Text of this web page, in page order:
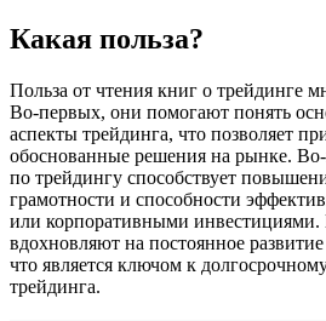
Какая польза?
Польза от чтения книг о трейдинге
Во-первых, они помогают понять
аспекты трейдинга, что позволяет
обоснованные решения на рынке.
по трейдингу способствует
грамотности и способности
или корпоративными инвестициями.
вдохновляют на постоянное
что является ключом к
трейдинга.